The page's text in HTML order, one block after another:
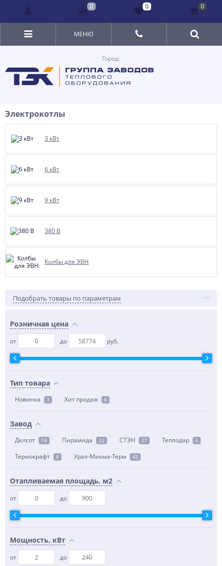
Город:
МЕНЮ
Электрокотлы
3 кВт
6 кВт
9 кВт
380 В
Колбы для ЭВН
Подобрать товары по параметрам
Розничная цена
от до руб.
Тип товара
Новинка 3 Хит продаж 6
Завод
Делсот 18 Пирамида 22 СТЭН 27 Теплодар 6
Термокрафт 8 Урал-Микма-Терм 43
Отапливаемая площадь, м2
от до
Мощность, кВт
от до
0 0 0